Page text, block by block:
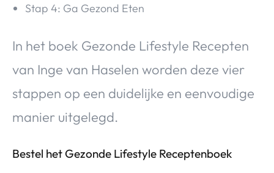
Stap 4: Ga Gezond Eten
In het boek Gezonde Lifestyle Recepten
van Inge van Haselen worden deze vier
stappen op een duidelijke en eenvoudige
manier uitgelegd.
Bestel het Gezonde Lifestyle Receptenboek